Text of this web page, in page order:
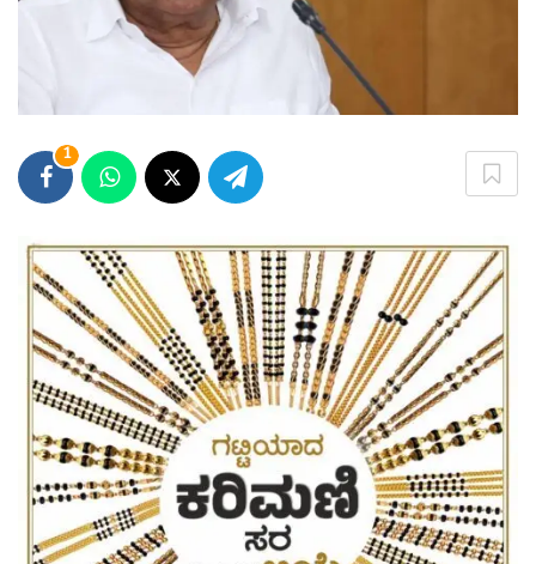
1